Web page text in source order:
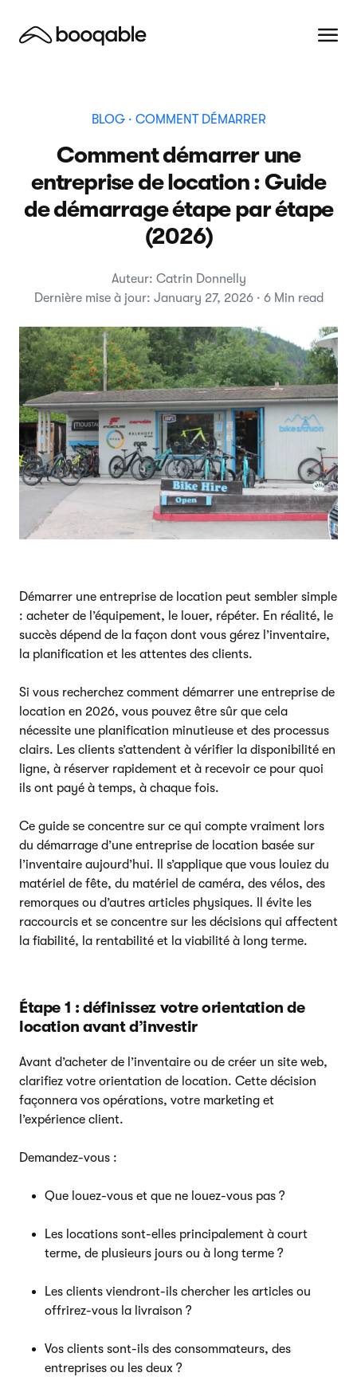
BLOG· COMMENT DÉMARRER
Comment démarrer une
entreprise de location : Guide
de démarrage étape par étape
(2026)
Auteur: Catrin Donnelly
Dernière mise à jour: January 27, 2026 · 6 Min read
Démarrer une entreprise de location peut sembler simple
: acheter de l’équipement, le louer, répéter. En réalité, le
succès dépend de la façon dont vous gérez l’inventaire,
la planification et les attentes des clients.
Si vous recherchez comment démarrer une entreprise de
location en 2026, vous pouvez être sûr que cela
nécessite une planification minutieuse et des processus
clairs. Les clients s’attendent à vérifier la disponibilité en
ligne, à réserver rapidement et à recevoir ce pour quoi
ils ont payé à temps, à chaque fois.
Ce guide se concentre sur ce qui compte vraiment lors
du démarrage d’une entreprise de location basée sur
l’inventaire aujourd’hui. Il s’applique que vous louiez du
matériel de fête, du matériel de caméra, des vélos, des
remorques ou d’autres articles physiques. Il évite les
raccourcis et se concentre sur les décisions qui affectent
la fiabilité, la rentabilité et la viabilité à long terme.
Étape 1 : définissez votre orientation de
location avant d’investir
Avant d’acheter de l’inventaire ou de créer un site web,
clarifiez votre orientation de location. Cette décision
façonnera vos opérations, votre marketing et
l’expérience client.
Demandez-vous :
Que louez-vous et que ne louez-vous pas ?
Les locations sont-elles principalement à court
terme, de plusieurs jours ou à long terme ?
Les clients viendront-ils chercher les articles ou
offrirez-vous la livraison ?
Vos clients sont-ils des consommateurs, des
entreprises ou les deux ?